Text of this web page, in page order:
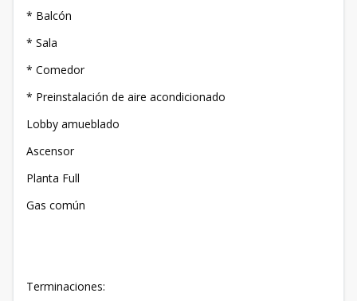
* Balcón
* Sala
* Comedor
* Preinstalación de aire acondicionado
Lobby amueblado
Ascensor
Planta Full
Gas común
Terminaciones: